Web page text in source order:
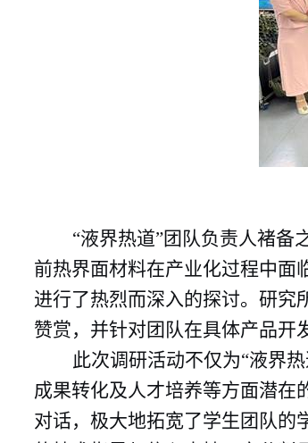
“液界热道”团队负责人褚备
前热界面材料在产业化过程中面
进行了热烈而深入的探讨。研究
赞赏，并针对团队在具体产品开
此次调研活动不仅为“液界
成果转化及人才培养等方面潜在
对话，极大地拓宽了学生团队的